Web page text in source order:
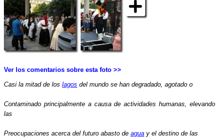
Ver los comentarios sobre esta foto >>
Casi la mitad de los lagos del mundo se han degradado, agotado o
Contaminado principalmente a causa de actividades humanas, elevando
las
Preocupaciones acerca del futuro abasto de agua y el destino de las